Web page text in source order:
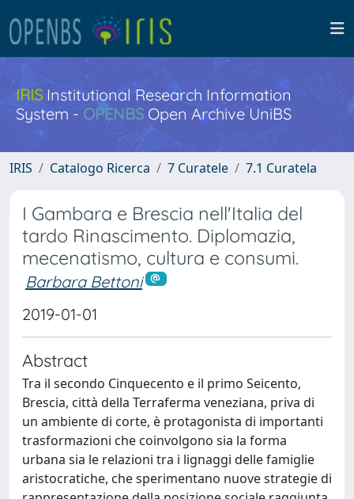
IRISInstitutional Research Information
System - OPENBS Open Archive UniBS
IRIS Catalogo Ricerca 7 Curatele 7.1 Curatela
I Gambara e Brescia nell'Italia del
tardo Rinascimento. Diplomazia,
mecenatismo, cultura e consumi.
Barbara Bettoni
2019-01-01
Abstract
Tra il secondo Cinquecento e il primo Seicento,
Brescia, città della Terraferma veneziana, priva di
un ambiente di corte, è protagonista di importanti
trasformazioni che coinvolgono sia la forma
urbana sia le relazioni tra i lignaggi delle famiglie
aristocratiche, che sperimentano nuove strategie di